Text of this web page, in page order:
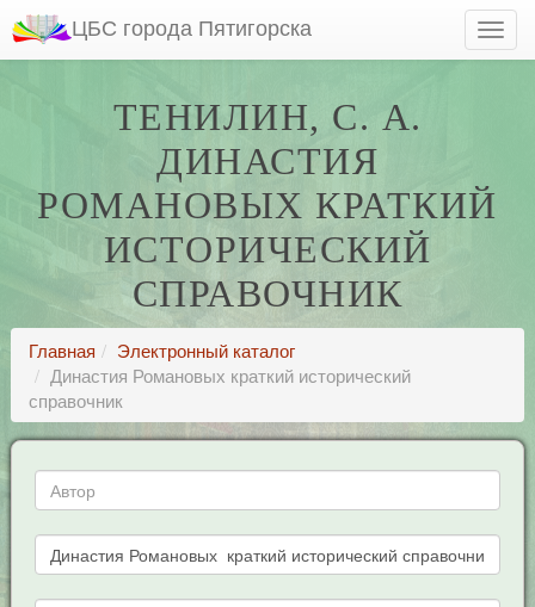
ЦБС города Пятигорска
ТЕНИЛИН, С. А.
ДИНАСТИЯ
РОМАНОВЫХ КРАТКИЙ
ИСТОРИЧЕСКИЙ
СПРАВОЧНИК
Главная
Электронный каталог
Династия Романовых краткий исторический
справочник